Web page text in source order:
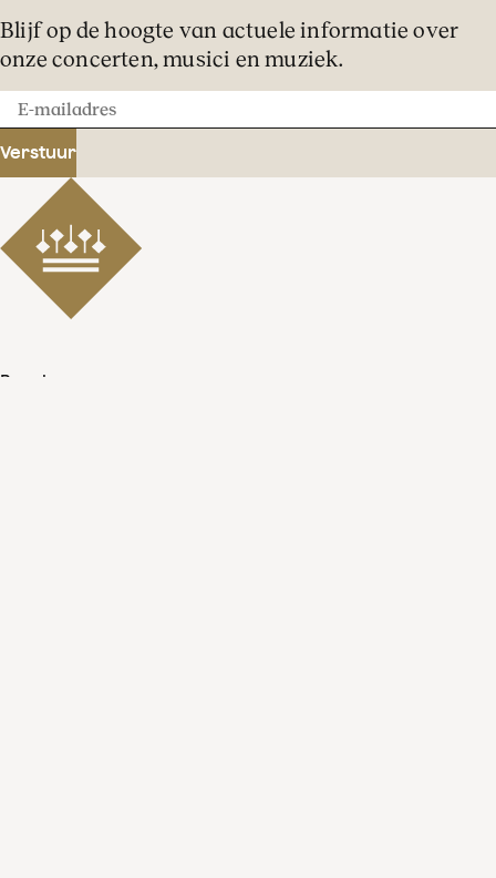
Blijf op de hoogte van actuele informatie over
onze concerten, musici en muziek.
E-
mailadres
Verstuur
Beschermvrouwe